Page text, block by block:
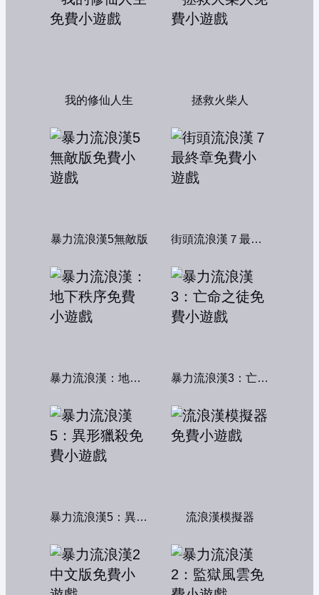
我的修仙人生 拯救火柴人
暴力流浪漢5無敵版 街頭流浪漢７最終章
暴力流浪漢：地下秩序 暴力流浪漢3：亡命之徒
暴力流浪漢5：異形獵殺 流浪漢模擬器